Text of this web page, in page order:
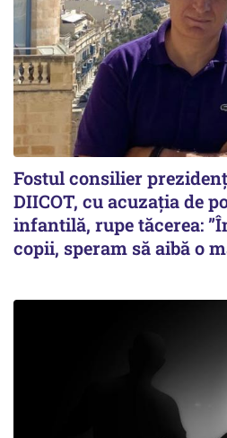
Fostul consilier
DIICOT, cu acuzația de
infantilă, rupe tăcerea:
copii, speram să aibă o